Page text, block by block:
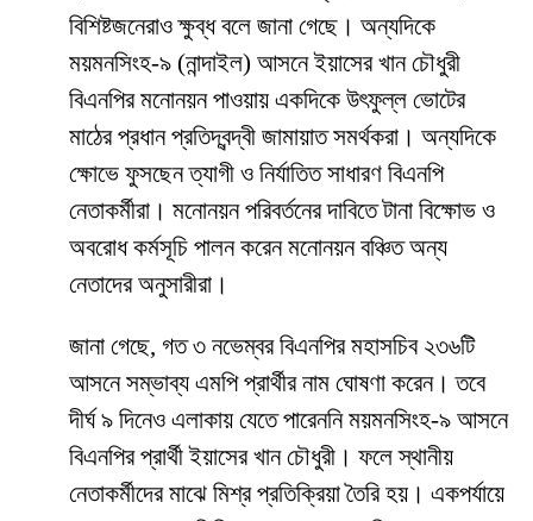
বিশিষ্টজনেরাও ক্ষুব্ধ বলে জানা গেছে। অন্যদিকে
ময়মনসিংহ-৯ (নান্দাইল) আসনে ইয়াসের খান চৌধুরী
বিএনপির মনোনয়ন পাওয়ায় একদিকে উৎফুল্ল ভোটের
মাঠের প্রধান প্রতিদ্বন্দ্বী জামায়াত সমর্থকরা। অন্যদিকে
ক্ষোভে ফুসছেন ত্যাগী ও নির্যাতিত সাধারণ বিএনপি
নেতাকর্মীরা। মনোনয়ন পরিবর্তনের দাবিতে টানা বিক্ষোভ ও
অবরোধ কর্মসূচি পালন করেন মনোনয়ন বঞ্চিত অন্য
নেতাদের অনুসারীরা।
জানা গেছে, গত ৩ নভেম্বর বিএনপির মহাসচিব ২৩৬টি
আসনে সম্ভাব্য এমপি প্রার্থীর নাম ঘোষণা করেন। তবে
দীর্ঘ ৯ দিনেও এলাকায় যেতে পারেননি ময়মনসিংহ-৯ আসনে
বিএনপির প্রার্থী ইয়াসের খান চৌধুরী। ফলে স্থানীয়
নেতাকর্মীদের মাঝে মিশ্র প্রতিক্রিয়া তৈরি হয়। একপর্যায়ে